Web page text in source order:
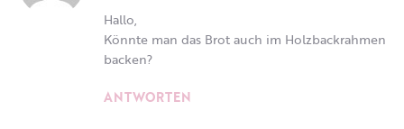
Hallo,
Könnte man das Brot auch im Holzbackrahmen
backen?
ANTWORTEN